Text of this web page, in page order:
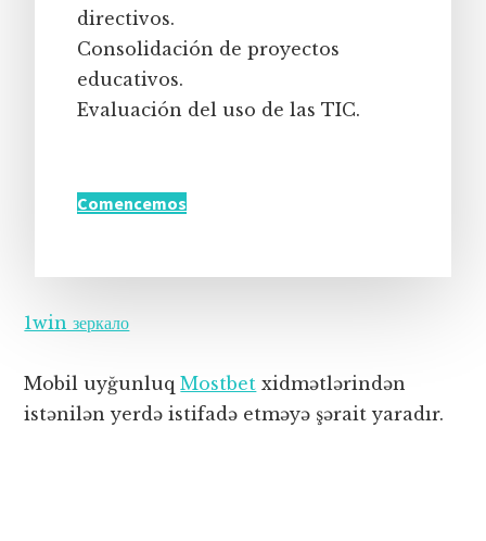
directivos.
Consolidación de proyectos
educativos.
Evaluación del uso de las TIC.
Comencemos
1win зеркало
Mobil uyğunluqMostbet xidmətlərindən
istənilən yerdə istifadə etməyə şərait yaradır.